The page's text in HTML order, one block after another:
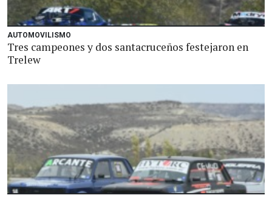
AUTOMOVILISMO
Tres campeones y dos santacruceños festejaron en
Trelew